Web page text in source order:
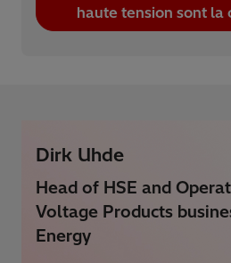
haute tension sont la
Dirk Uhde
Head of HSE and
Voltage Products
Energy